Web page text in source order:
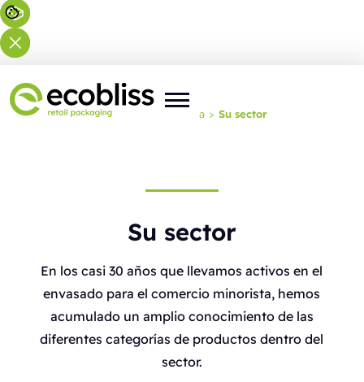
Usted está aquí: Inicio Experiencia > Su sector
Su sector
En los casi 30 años que llevamos activos en el
envasado para el comercio minorista, hemos
acumulado un amplio conocimiento de las
diferentes categorías de productos dentro del
sector.